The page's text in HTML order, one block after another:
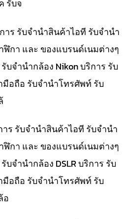
รับจ
าร รับจำนำสินค้าไอที รับจำนำ
กา และ ของแบรนด์เนมต่างๆ
บจำนำกล้อง Nikon บริการ รับ
อถือ รับจำนำโทรศัพท์ รับ
าร รับจำนำสินค้าไอที รับจำนำ
กา และ ของแบรนด์เนมต่างๆ
จำนำกล้อง DSLR บริการ รับ
อถือ รับจำนำโทรศัพท์ รับ
อ